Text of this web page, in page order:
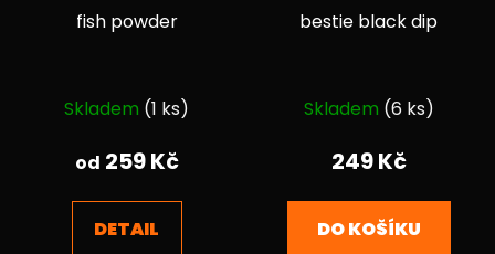
fish powder
hodnocení
produktu
4,8
z
Skladem (1 ks)
od 259 Kč
DETAIL
bestie black dip
hodnocení
produktu
5,0
z
Skladem (6 ks)
249 Kč
DO KOŠÍKU